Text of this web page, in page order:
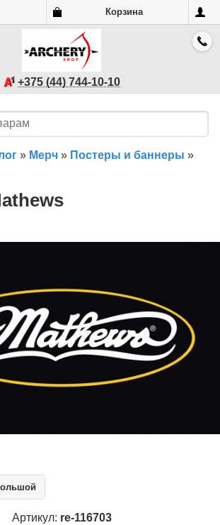
Корзина
+375 (44) 744-10-10
» Мерч » Постеры и баннеры »
Артикул: re-116703